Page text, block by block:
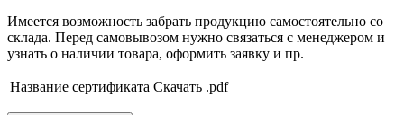
Имеется возможность забрать продукцию самостоятельно со
склада. Перед самовывозом нужно связаться с менеджером и
узнать о наличии товара, оформить заявку и пр.
Название сертификата Скачать .pdf